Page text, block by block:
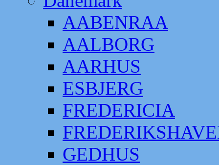
AABENRAA
AALBORG
AARHUS
ESBJERG
FREDERICIA
GEDHUS